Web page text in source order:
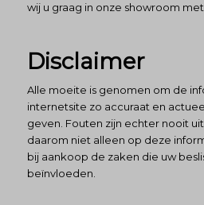
wij u graag in onze showroom
Disclaimer
Alle moeite is genomen om de
internetsite zo accuraat en
geven. Fouten zijn echter nooit
daarom niet alleen op deze
bij aankoop de zaken die uw
beïnvloeden.